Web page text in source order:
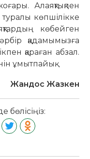
Алаяқтықпен
көпшілікке
көбейген
қадамымызға
қара­ған абзал.
ұмытпайық.
Жандос Жазкен
бөлісіңіз: